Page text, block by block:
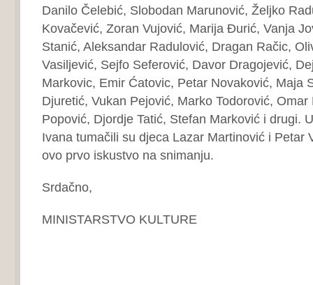
Danilo Čelebić, Slobodan Marunović, Željko
Kovačević, Zoran Vujović, Marija Đurić, Vanja
Stanić, Aleksandar Radulović, Dragan Račic,
Vasiljević, Sejfo Seferović, Davor Dragojević,
Markovic, Emir Ćatovic, Petar Novaković, Maja
Djuretić, Vukan Pejović, Marko Todorović,
Popović, Djordje Tatić, Stefan Marković i drugi.
Ivana tumačili su djeca Lazar Martinović i Petar
ovo prvo iskustvo na snimanju.
Srdačno,
MINISTARSTVO KULTURE